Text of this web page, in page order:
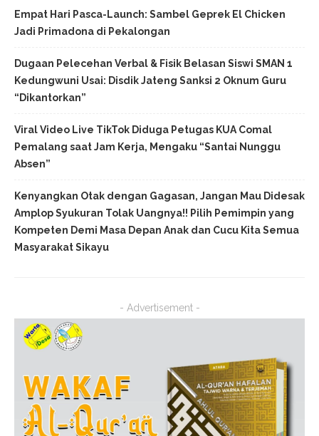
Empat Hari Pasca-Launch: Sambel Geprek El Chicken
Jadi Primadona di Pekalongan
Dugaan Pelecehan Verbal & Fisik Belasan Siswi SMAN 1
Kedungwuni Usai: Disdik Jateng Sanksi 2 Oknum Guru
“Dikantorkan”
Viral Video Live TikTok Diduga Petugas KUA Comal
Pemalang saat Jam Kerja, Mengaku “Santai Nunggu
Absen”
Kenyangkan Otak dengan Gagasan, Jangan Mau Didesak
Amplop Syukuran Tolak Uangnya!! Pilih Pemimpin yang
Kompeten Demi Masa Depan Anak dan Cucu Kita Semua
Masyarakat Sikayu
- Advertisement -